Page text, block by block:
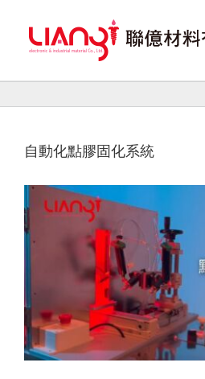
content
自動化點膠固化系統